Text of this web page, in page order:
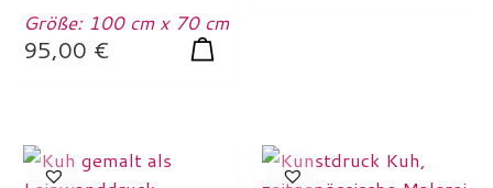
Größe: 100 cm x 70 cm
95,00 €